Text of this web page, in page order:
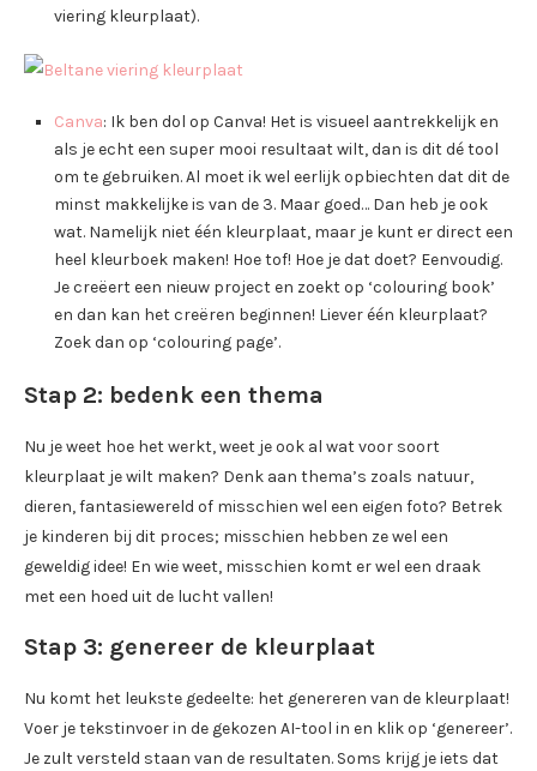
viering kleurplaat).
Canva: Ik ben dol op Canva! Het is visueel aantrekkelijk en
als je echt een super mooi resultaat wilt, dan is dit dé tool
om te gebruiken. Al moet ik wel eerlijk opbiechten dat dit de
minst makkelijke is van de 3. Maar goed… Dan heb je ook
wat. Namelijk niet één kleurplaat, maar je kunt er direct een
heel kleurboek maken! Hoe tof! Hoe je dat doet? Eenvoudig.
Je creëert een nieuw project en zoekt op ‘colouring book’
en dan kan het creëren beginnen! Liever één kleurplaat?
Zoek dan op ‘colouring page’.
Stap 2: bedenk een thema
Nu je weet hoe het werkt, weet je ook al wat voor soort
kleurplaat je wilt maken? Denk aan thema’s zoals natuur,
dieren, fantasiewereld of misschien wel een eigen foto? Betrek
je kinderen bij dit proces; misschien hebben ze wel een
geweldig idee! En wie weet, misschien komt er wel een draak
met een hoed uit de lucht vallen!
Stap 3: genereer de kleurplaat
Nu komt het leukste gedeelte: het genereren van de kleurplaat!
Voer je tekstinvoer in de gekozen AI-tool in en klik op ‘genereer’.
Je zult versteld staan van de resultaten. Soms krijg je iets dat